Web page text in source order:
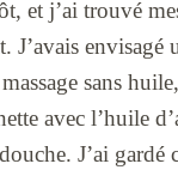
et j’ai trouvé
J’avais envisagé
sans
avec l’huile
J’ai gardé